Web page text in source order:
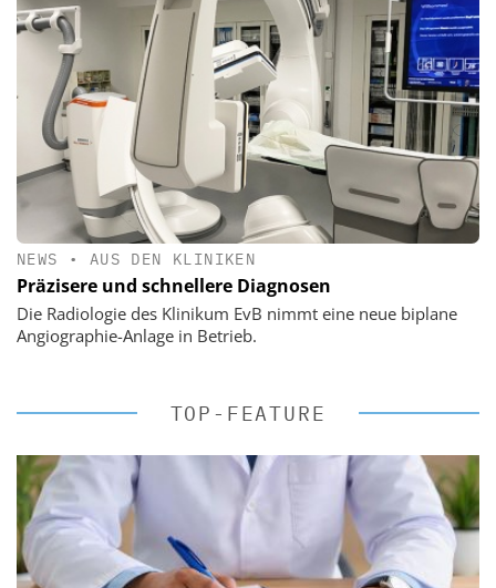
NEWS • AUS DEN KLINIKEN
Präzisere und schnellere Diagnosen
Die Radiologie des Klinikum EvB nimmt eine neue biplane
Angiographie-Anlage in Betrieb.
TOP-FEATURE